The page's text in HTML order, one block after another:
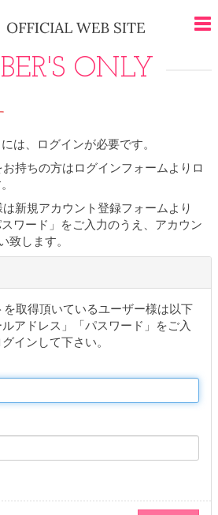
ONLY
は、ログインが必要です。
持ちの方はログインフォームよりロ
新規アカウント登録フォームより
スワード」をご入力のうえ、アカウン
致します。
取得頂いているユーザー様は以下
アドレス」「パスワード」をご入
インして下さい。